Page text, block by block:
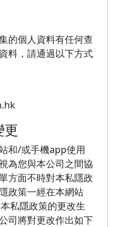
的個人資料有任何查
料，請通過以下方式
更
和/或手機app使用
為您與本公司之間協
方面不時對本私隱政
政策一經在本網站
私隱政策的更改生
司將對更改作出如下